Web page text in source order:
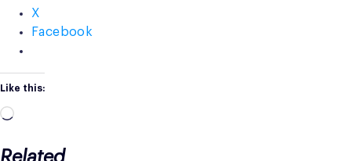
X
Facebook
Like this:
Loading…
Related